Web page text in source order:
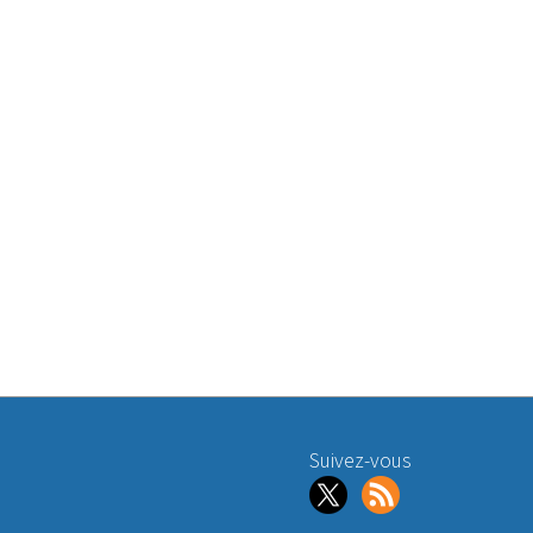
Suivez-vous